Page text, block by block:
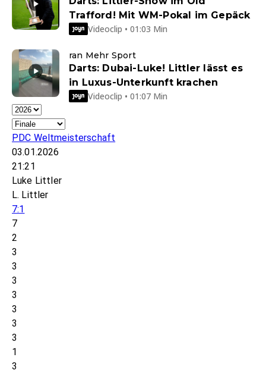
Trafford! Mit WM-Pokal im Gepäck
Videoclip • 01:03 Min
ran Mehr Sport
Darts: Dubai-Luke! Littler lässt es
in Luxus-Unterkunft krachen
Videoclip • 01:07 Min
PDC Weltmeisterschaft
03.01.2026
21:21
Luke Littler
L. Littler
7:1
7
2
3
3
3
3
3
3
3
1
3